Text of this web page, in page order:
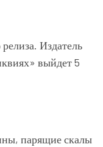
Издатель
выйдет 5
парящие скалы